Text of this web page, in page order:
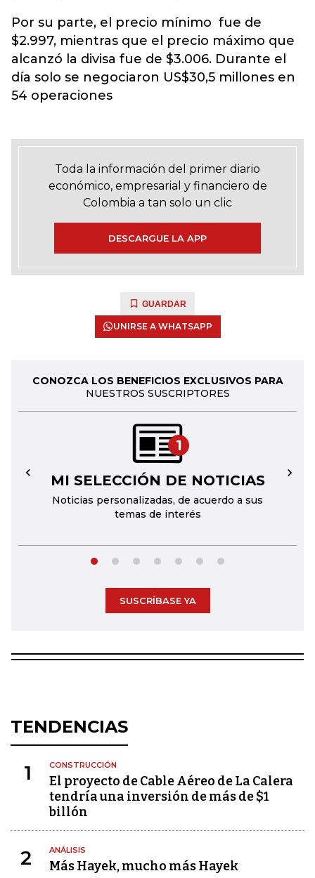
Por su parte, el precio mínimo fue de
$2.997, mientras que el precio máximo que
alcanzó la divisa fue de $3.006. Durante el
día solo se negociaron US$30,5 millones en
54 operaciones
Toda la información del primer diario
económico, empresarial y financiero de
Colombia a tan solo un clic
DESCARGUE LA APP
GUARDAR
UNIRSE A WHATSAPP
CONOZCA LOS BENEFICIOS EXCLUSIVOS PARA
NUESTROS SUSCRIPTORES
1
MI SELECCIÓN DE NOTICIAS
Noticias personalizadas, de acuerdo a sus
temas de interés
← →
SUSCRÍBASE YA
TENDENCIAS
1 CONSTRUCCIÓN
El proyecto de Cable Aéreo de La Calera
tendría una inversión de más de $1
billón
2 ANÁLISIS
Más Hayek, mucho más Hayek